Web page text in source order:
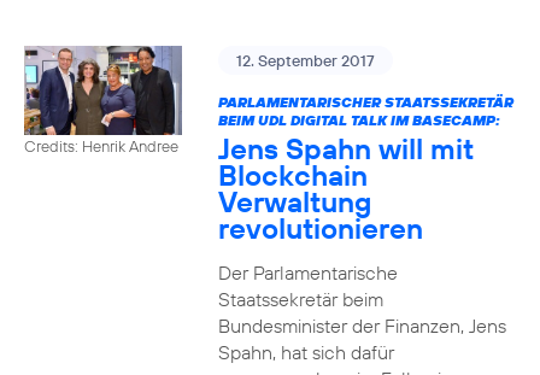
Credits: Henrik Andree
12. September 2017
PARLAMENTARISCHER STAATSSEKRETÄR
BEIM UDL DIGITAL TALK IM BASECAMP:
Jens Spahn will mit
Blockchain
Verwaltung
revolutionieren
Der Parlamentarische
Staatssekretär beim
Bundesminister der Finanzen, Jens
Spahn, hat sich dafür